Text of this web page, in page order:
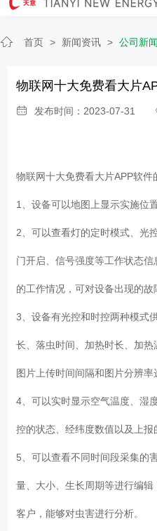
首页 > 新闻资讯 > 公司新闻
物联网十大免费看大片
发布时间：2023-07-31
物联网十大免费看大片APP软件
1、设备可以地图上显示实施位
2、可以查看灯的定时模式、光
门开启、信号强度等工作状态
的工作情况，可对设备出现的
3、设备有光控和时控两种模式
长、落虫时间、加热时长、加热
图片上传时间间隔和图片分辨率
4、可以实时显示空气温度、湿
控的状态、经纬度数值以及上报
5、可以查看不同时间段采集的
量、大小、生长周期等进行编
客户，能够对虫害进行分析。